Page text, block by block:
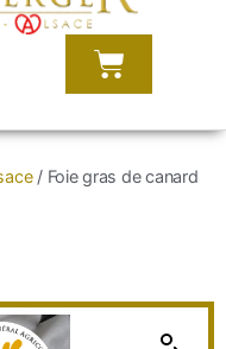
/ Foie gras de canard